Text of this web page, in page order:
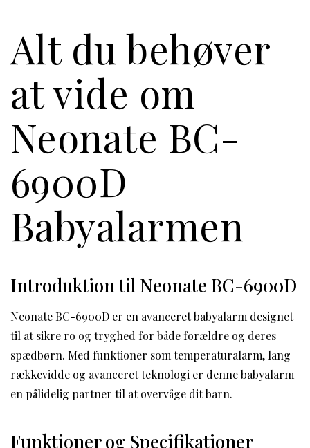
Alt du behøver
at vide om
Neonate BC-
6900D
Babyalarmen
Introduktion til Neonate BC-6900D
Neonate BC-6900D er en avanceret babyalarm designet
til at sikre ro og tryghed for både forældre og deres
spædbørn. Med funktioner som temperaturalarm, lang
rækkevidde og avanceret teknologi er denne babyalarm
en pålidelig partner til at overvåge dit barn.
Funktioner og Specifikationer